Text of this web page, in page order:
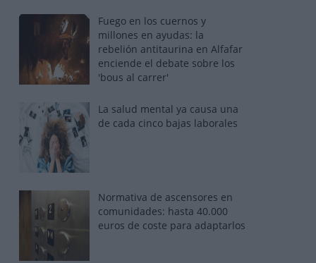
Fuego en los cuernos y
millones en ayudas: la
rebelión antitaurina en Alfafar
enciende el debate sobre los
'bous al carrer'
La salud mental ya causa una
de cada cinco bajas laborales
Normativa de ascensores en
comunidades: hasta 40.000
euros de coste para adaptarlos